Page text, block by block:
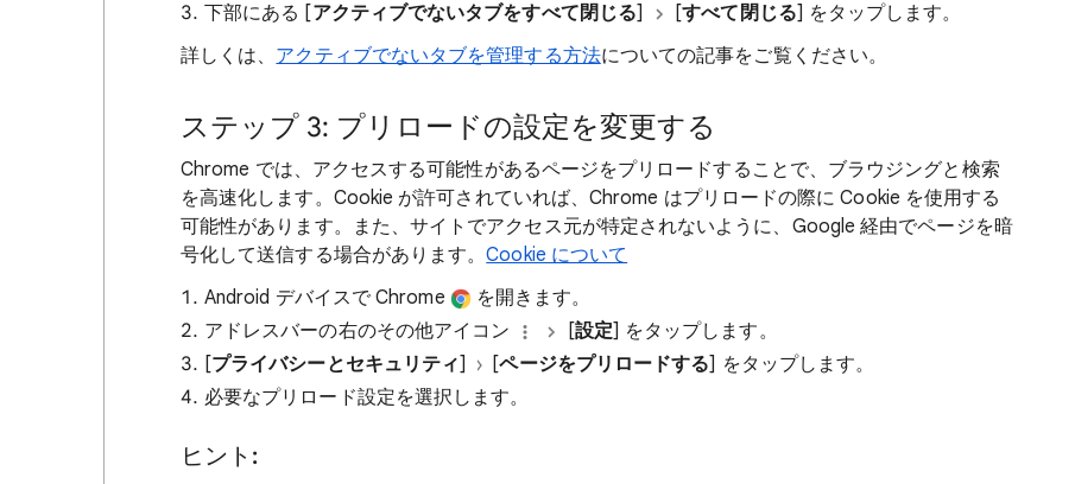
下部にある [アクティブでないタブをすべて閉じる] [すべて閉じる] をタップします。
詳しくは、 アクティブでないタブを管理する方法についての記事をご覧ください。
ステップ 3: プリロードの設定を変更する
Chrome では、アクセスする可能性があるページをプリロードすることで、ブラウジングと検索
を高速化します。Cookie が許可されていれば、Chrome はプリロードの際に Cookie を使用する
可能性があります。また、サイトでアクセス元が特定されないように、Google 経由でページを暗
号化して送信する場合があります。Cookie について
Android デバイスで Chrome
を開きます。
アドレスバーの右のその他アイコン
[設定] をタップします。
[プライバシーとセキュリティ] [ページをプリロードする] をタップします。
必要なプリロード設定を選択します。
ヒント: